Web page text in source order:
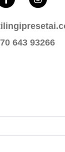
a
e
b
o
o
n
a
g
r
643 93266